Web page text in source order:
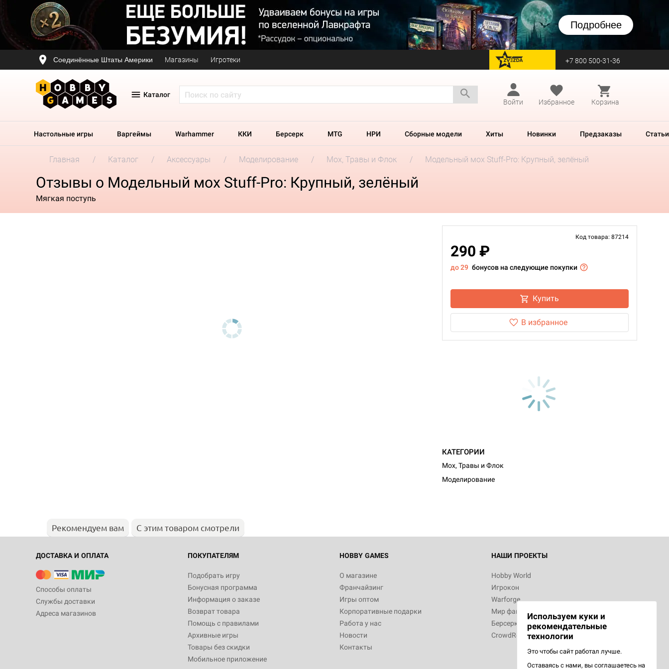
Подробнее
Соединённые Штаты Америки Магазины Игротеки перейти на Zvezda +7 800 500-31-36
Каталог
Войти
Избранное Корзина
Настольные игры Варгеймы Warhammer ККИ Берсерк MTG НРИ Сборные модели Хиты Новинки Предзаказы Статьи
Главная Каталог Аксессуары Моделирование Мох, Травы и Флок Модельный мох Stuff-Pro: Крупный, зелёный
Отзывы о Модельный мох Stuff-Pro: Крупный, зелёный
Мягкая поступь
Код товара: 87214
290 ₽
до 29 бонусов на следующие покупки
Купить
В избранное
КАТЕГОРИИ
Мох, Травы и Флок
Моделирование
Рекомендуем вам С этим товаром смотрели
ДОСТАВКА И ОПЛАТА
Способы оплаты
Службы доставки
Адреса магазинов
ПОКУПАТЕЛЯМ
Подобрать игру
Бонусная программа
Информация о заказе
Возврат товара
Помощь с правилами
Архивные игры
Товары без скидки
Мобильное приложение
HOBBY GAMES
О магазине
Франчайзинг
Игры оптом
Корпоративные подарки
Работа у нас
Новости
Контакты
НАШИ ПРОЕКТЫ
Hobby World
Игрокон
Warforge
Мир фантастики
Берсерк
CrowdRepublic
Используем куки и
рекомендательные
технологии
Это чтобы сайт работал лучше.
Оставаясь с нами, вы соглашаетесь на